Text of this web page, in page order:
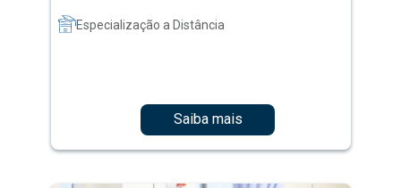
Especialização a Distância
Saiba mais